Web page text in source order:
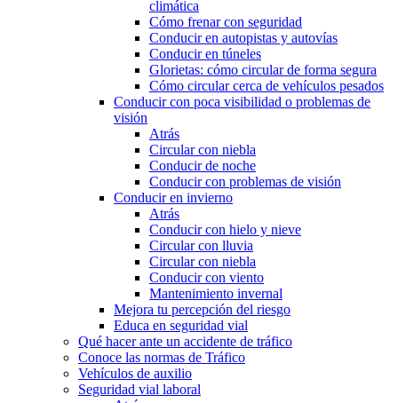
climática
Cómo frenar con seguridad
Conducir en autopistas y autovías
Conducir en túneles
Glorietas: cómo circular de forma segura
Cómo circular cerca de vehículos pesados
Conducir con poca visibilidad o problemas de
visión
Atrás
Circular con niebla
Conducir de noche
Conducir con problemas de visión
Conducir en invierno
Atrás
Conducir con hielo y nieve
Circular con lluvia
Circular con niebla
Conducir con viento
Mantenimiento invernal
Mejora tu percepción del riesgo
Educa en seguridad vial
Qué hacer ante un accidente de tráfico
Conoce las normas de Tráfico
Vehículos de auxilio
Seguridad vial laboral